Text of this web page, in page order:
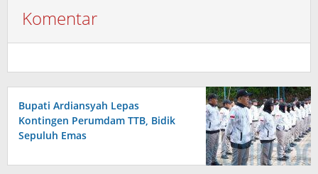
Komentar
Bupati Ardiansyah Lepas
Kontingen Perumdam TTB, Bidik
Sepuluh Emas